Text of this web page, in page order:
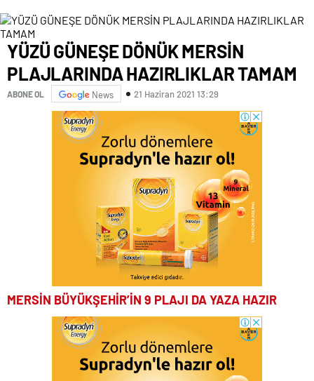
YÜZÜ GÜNEŞE DÖNÜK MERSİN
PLAJLARINDA HAZIRLIKLAR TAMAM
ABONE OL News 21 Haziran 2021 13:29
MERSİN BÜYÜKŞEHİR’İN 9 PLAJI DA YAZA HAZIR